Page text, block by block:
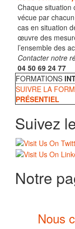
Chaque situation
vécue par
cas en situation
œuvre des
l’ensemble des
Contacter notre
04 50 69 24 77
FORMATIONS
SUIVRE LA
PRÉSENTIEL
Suivez
Notre
Nous